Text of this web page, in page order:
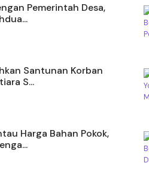
Pemerintah Desa,
Santunan Korban
S...
Harga Bahan Pokok,